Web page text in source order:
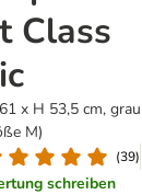
Class
x H 53,5 cm,
M)
(39)
schreiben